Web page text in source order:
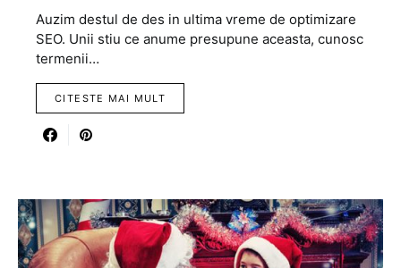
Auzim destul de des in ultima vreme de optimizare
SEO. Unii stiu ce anume presupune aceasta, cunosc
termenii…
CITESTE MAI MULT